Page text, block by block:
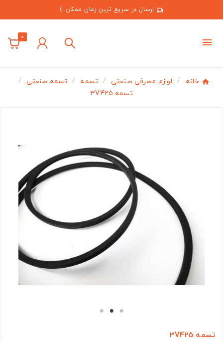
ارسال در سریع ترین زمان ممکن :)
0
خانه لوازم مصرفی صنعتی تسمه
تسمه صنعتی
تسمه 3V425
تسمه 3V425